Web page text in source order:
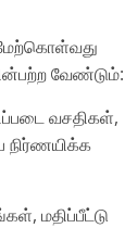
மேற்கொள்வது
வேண்டும்:
வசதிகள்,
நிர்ணயிக்க
மதிப்பீட்டு